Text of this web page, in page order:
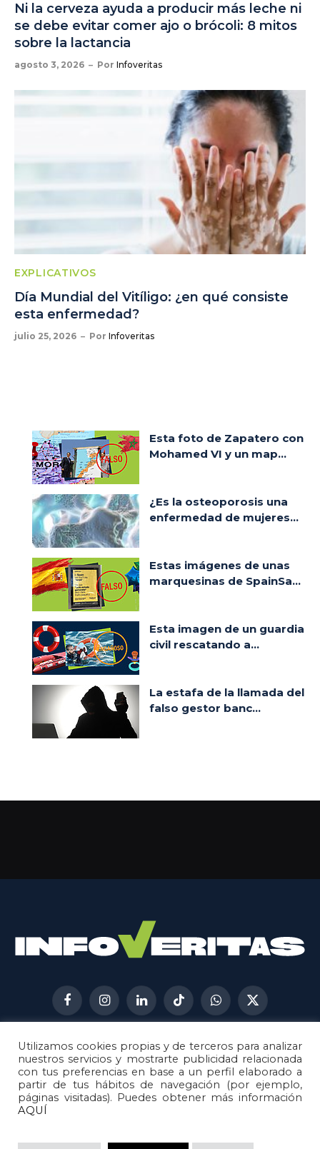
Ni la cerveza ayuda a producir más leche ni
se debe evitar comer ajo o brócoli: 8 mitos
sobre la lactancia
agosto 3, 2026 Por Infoveritas
EXPLICATIVOS
Día Mundial del Vitíligo: ¿en qué consiste
esta enfermedad?
julio 25, 2026 Por Infoveritas
Esta foto de Zapatero con
Mohamed VI y un map...
¿Es la osteoporosis una
enfermedad de mujeres...
Estas imágenes de unas
marquesinas de SpainSa...
Esta imagen de un guardia
civil rescatando a...
La estafa de la llamada del
falso gestor banc...
FacebookInstagramLinkedInTikTokWhatsApp
X
(Twitter)
AVISO LEGAL
METODOLOGÍA
POLÍTICA DE COOKIES
POLÍTICA DE CORRECCIONES
© 2026Metech. Todos los derechos reservados.
Utilizamos cookies propias y de terceros para analizar
nuestros servicios y mostrarte publicidad relacionada
con tus preferencias en base a un perfil elaborado a
partir de tus hábitos de navegación (por ejemplo,
páginas visitadas). Puedes obtener más información
AQUÍ